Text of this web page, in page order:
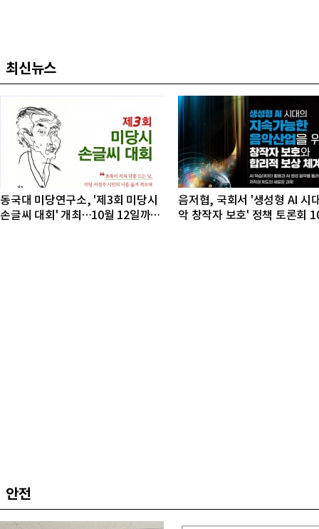
최신뉴스
동국대 미당연구소, '제3회 미당시
손글씨 대회' 개최…10월 12일까지
음저협, 국회서 '생성형 AI 시
악 창작자 보호' 정책 토론회
안전